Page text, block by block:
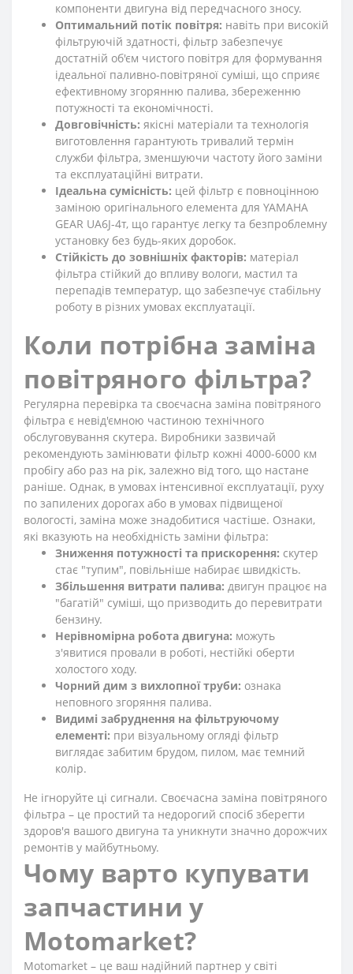
компоненти двигуна від передчасного зносу.
Оптимальний потік повітря: навіть при високій
фільтруючій здатності, фільтр забезпечує
достатній об'єм чистого повітря для формування
ідеальної паливно-повітряної суміші, що сприяє
ефективному згорянню палива, збереженню
потужності та економічності.
Довговічність: якісні матеріали та технологія
виготовлення гарантують тривалий термін
служби фільтра, зменшуючи частоту його заміни
та експлуатаційні витрати.
Ідеальна сумісність: цей фільтр є повноцінною
заміною оригінального елемента для YAMAHA
GEAR UA6J-4т, що гарантує легку та безпроблемну
установку без будь-яких доробок.
Стійкість до зовнішніх факторів: матеріал
фільтра стійкий до впливу вологи, мастил та
перепадів температур, що забезпечує стабільну
роботу в різних умовах експлуатації.
Коли потрібна заміна
повітряного фільтра?
Регулярна перевірка та своєчасна заміна повітряного
фільтра є невід'ємною частиною технічного
обслуговування скутера. Виробники зазвичай
рекомендують замінювати фільтр кожні 4000-6000 км
пробігу або раз на рік, залежно від того, що настане
раніше. Однак, в умовах інтенсивної експлуатації, руху
по запилених дорогах або в умовах підвищеної
вологості, заміна може знадобитися частіше. Ознаки,
які вказують на необхідність заміни фільтра:
Зниження потужності та прискорення: скутер
стає "тупим", повільніше набирає швидкість.
Збільшення витрати палива: двигун працює на
"багатій" суміші, що призводить до перевитрати
бензину.
Нерівномірна робота двигуна: можуть
з'явитися провали в роботі, нестійкі оберти
холостого ходу.
Чорний дим з вихлопної труби: ознака
неповного згоряння палива.
Видимі забруднення на фільтруючому
елементі: при візуальному огляді фільтр
виглядає забитим брудом, пилом, має темний
колір.
Не ігноруйте ці сигнали. Своєчасна заміна повітряного
фільтра – це простий та недорогий спосіб зберегти
здоров'я вашого двигуна та уникнути значно дорожчих
ремонтів у майбутньому.
Чому варто купувати
запчастини у
Motomarket?
Motomarket – це ваш надійний партнер у світі